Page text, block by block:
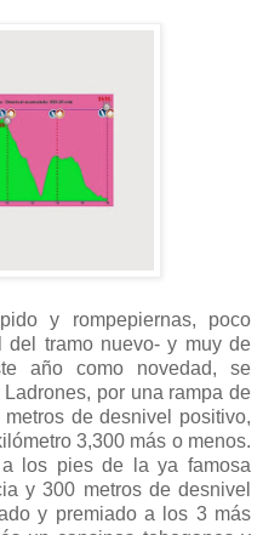
y rompepiernas, poco
tramo nuevo- y muy de
año como novedad, se
por una rampa de
de desnivel positivo,
3,300 más o menos.
los pies de la ya famosa
y 300 metros de desnivel
y premiado a los 3 más